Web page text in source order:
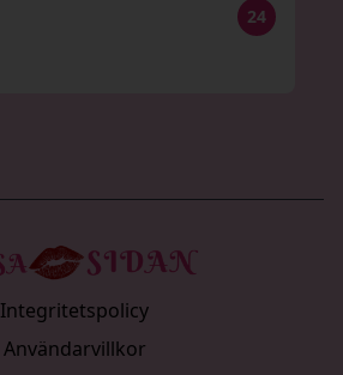
24
Integritetspolicy
Användarvillkor